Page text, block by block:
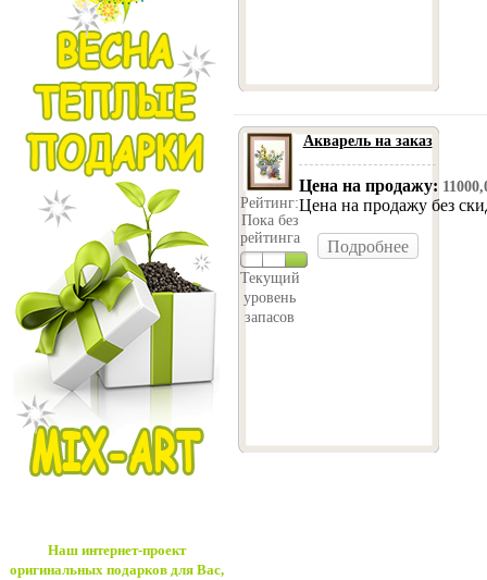
Наш интернет-проект
оригинальных подарков для Вас,
Рейтинг:
Пока без
рейтинга
Текущий
уровень
запасов
Акварель на заказ
Цена на продажу:
Цена на продажу без
Подробнее